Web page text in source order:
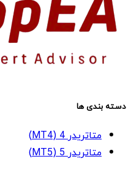
دسته بندی ها
متاتریدر 4 (MT4)
متاتریدر 5 (MT5)